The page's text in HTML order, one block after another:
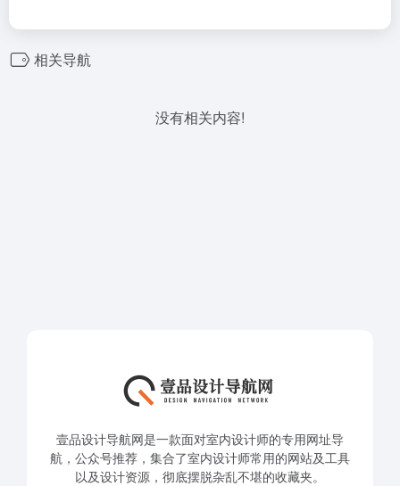
相关导航
没有相关内容!
壹品设计导航网是一款面对室内设计师的专用网址导
航，公众号推荐，集合了室内设计师常用的网站及工具
以及设计资源，彻底摆脱杂乱不堪的收藏夹。